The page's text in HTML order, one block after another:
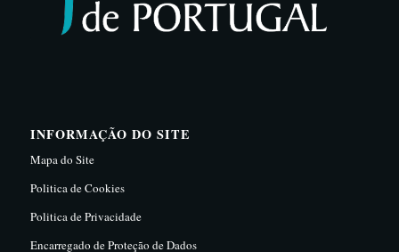
INFORMAÇÃO DO SITE
Mapa do Site
Politica de Cookies
Politica de Privacidade
Encarregado de Proteção de Dados